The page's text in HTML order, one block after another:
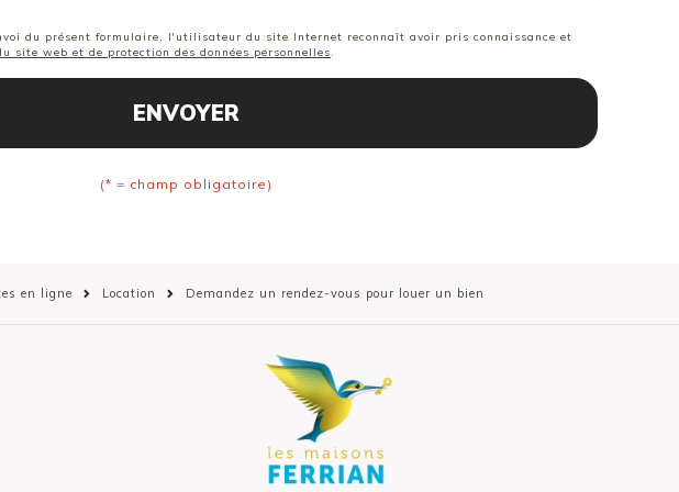
du présent formulaire, l'utilisateur du site Internet reconnaît avoir pris connaissance et
site web et de protection des données personnelles.
ENVOYER
(* = champ obligatoire)
en ligne Location Demandez un rendez-vous pour louer un bien